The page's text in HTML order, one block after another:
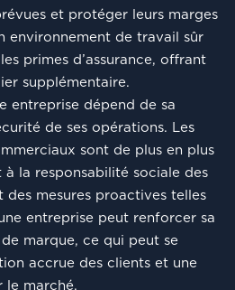
et protéger leurs marges
environnement de travail sûr
primes d’assurance, offrant
supplémentaire.
entreprise dépend de sa
de ses opérations. Les
sont de plus en plus
à la responsabilité sociale des
des mesures proactives telles
entreprise peut renforcer sa
marque, ce qui peut se
accrue des clients et une
le marché.